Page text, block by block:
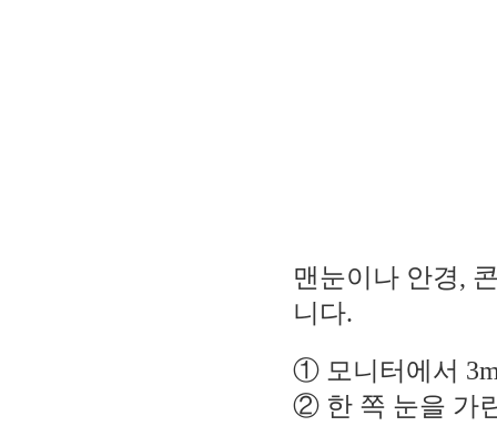
맨눈이나 안경,
니다.
① 모니터에서
② 한 쪽 눈을 가